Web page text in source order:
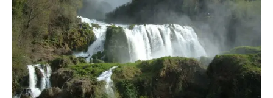
English
Spanish
French
Italiano